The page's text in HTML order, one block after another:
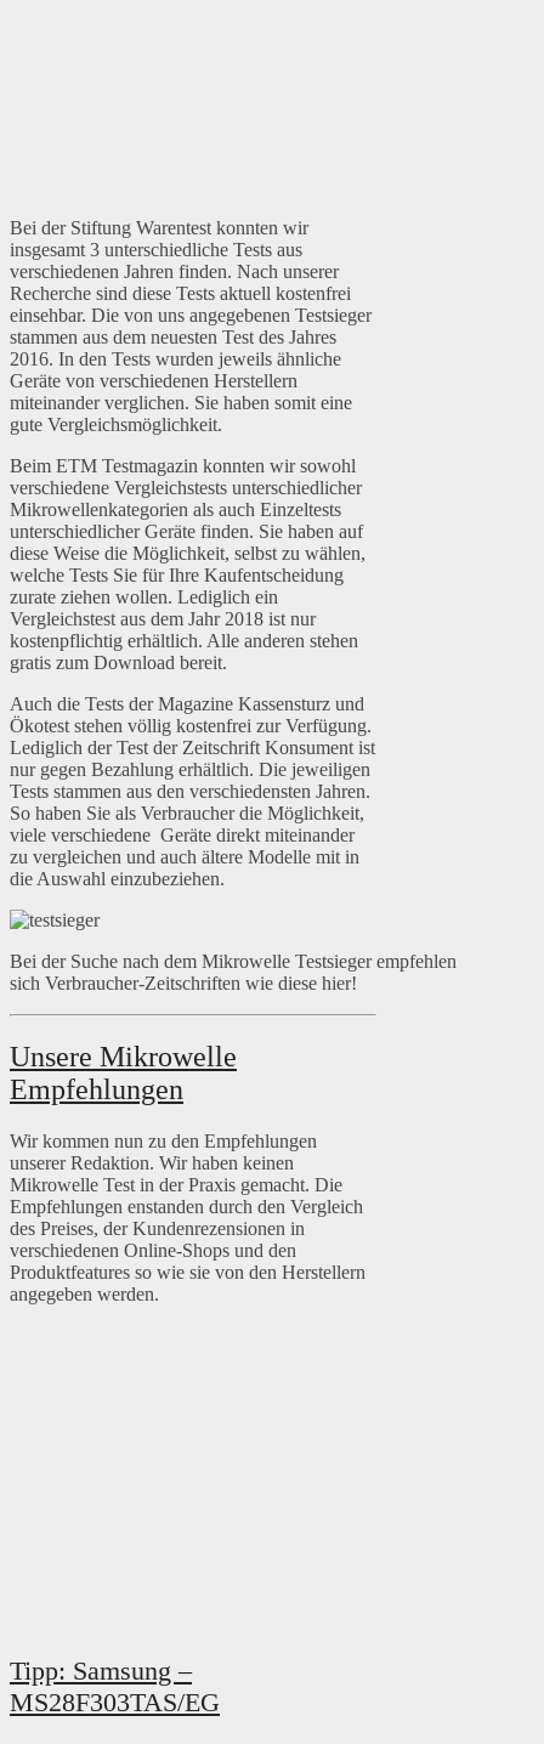
Bei der Stiftung Warentest konnten wir
insgesamt 3 unterschiedliche Tests aus
verschiedenen Jahren finden. Nach unserer
Recherche sind diese Tests aktuell kostenfrei
einsehbar. Die von uns angegebenen Testsieger
stammen aus dem neuesten Test des Jahres
2016. In den Tests wurden jeweils ähnliche
Geräte von verschiedenen Herstellern
miteinander verglichen. Sie haben somit eine
gute Vergleichsmöglichkeit.
Beim ETM Testmagazin konnten wir sowohl
verschiedene Vergleichstests unterschiedlicher
Mikrowellenkategorien als auch Einzeltests
unterschiedlicher Geräte finden. Sie haben auf
diese Weise die Möglichkeit, selbst zu wählen,
welche Tests Sie für Ihre Kaufentscheidung
zurate ziehen wollen. Lediglich ein
Vergleichstest aus dem Jahr 2018 ist nur
kostenpflichtig erhältlich. Alle anderen stehen
gratis zum Download bereit.
Auch die Tests der Magazine Kassensturz und
Ökotest stehen völlig kostenfrei zur Verfügung.
Lediglich der Test der Zeitschrift Konsument ist
nur gegen Bezahlung erhältlich. Die jeweiligen
Tests stammen aus den verschiedensten Jahren.
So haben Sie als Verbraucher die Möglichkeit,
viele verschiedene Geräte direkt miteinander
zu vergleichen und auch ältere Modelle mit in
die Auswahl einzubeziehen.
Bei der Suche nach dem Mikrowelle Testsieger empfehlen
sich Verbraucher-Zeitschriften wie diese hier!
Unsere Mikrowelle
Empfehlungen
Wir kommen nun zu den Empfehlungen
unserer Redaktion. Wir haben keinen
Mikrowelle Test in der Praxis gemacht. Die
Empfehlungen enstanden durch den Vergleich
des Preises, der Kundenrezensionen in
verschiedenen Online-Shops und den
Produktfeatures so wie sie von den Herstellern
angegeben werden.
Tipp: Samsung –
MS28F303TAS/EG